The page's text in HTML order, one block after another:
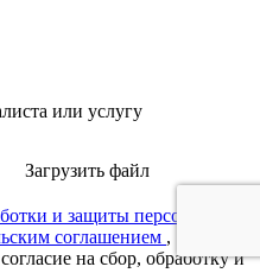
или услугу
Загрузить файл
и защиты персональных
соглашением ,
на сбор, обработку и